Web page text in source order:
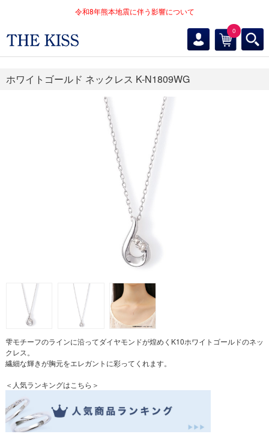
令和8年熊本地震に伴う影響について
0
ホワイトゴールド ネックレス K-N1809WG
雫モチーフのラインに沿ってダイヤモンドが煌めくK10ホワイトゴールドのネッ
クレス。
繊細な輝きが胸元をエレガントに彩ってくれます。
＜人気ランキングはこちら＞